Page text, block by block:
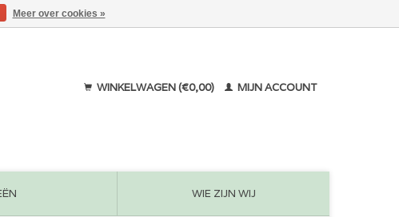
WINKELWAGEN (€0,00) MIJN ACCOUNT
WIE ZIJN WIJ
Meer over cookies »